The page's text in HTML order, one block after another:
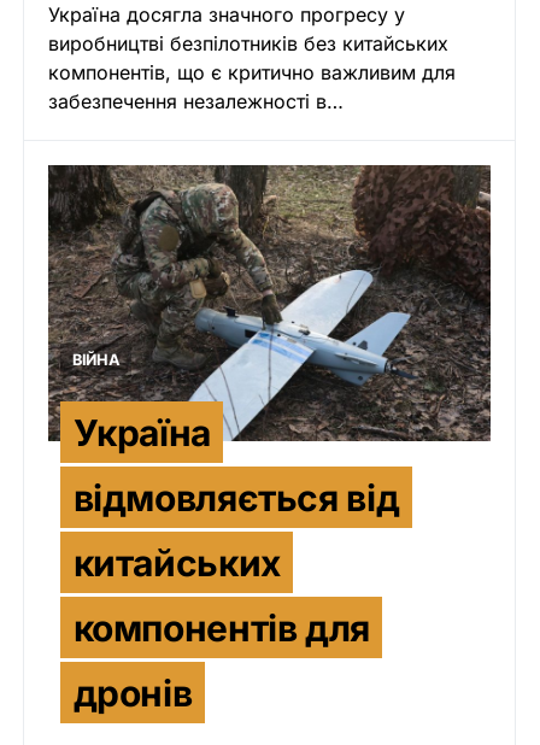
Україна досягла значного прогресу у
виробництві безпілотників без китайських
компонентів, що є критично важливим для
забезпечення незалежності в…
ВІЙНА
Україна
відмовляється від
китайських
компонентів для
дронів